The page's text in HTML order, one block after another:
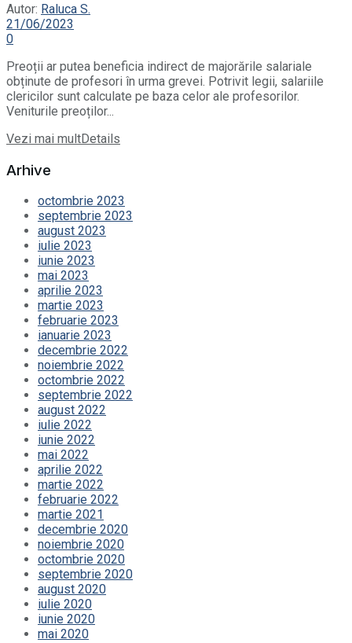
Autor: Raluca S.
21/06/2023
0
Preoții ar putea beneficia indirect de majorările salariale
obținute de profesori în urma grevei. Potrivit legii, salariile
clericilor sunt calculate pe baza celor ale profesorilor.
Veniturile preoților...
Vezi mai multDetails
Arhive
octombrie 2023
septembrie 2023
august 2023
iulie 2023
iunie 2023
mai 2023
aprilie 2023
martie 2023
februarie 2023
ianuarie 2023
decembrie 2022
noiembrie 2022
octombrie 2022
septembrie 2022
august 2022
iulie 2022
iunie 2022
mai 2022
aprilie 2022
martie 2022
februarie 2022
martie 2021
decembrie 2020
noiembrie 2020
octombrie 2020
septembrie 2020
august 2020
iulie 2020
iunie 2020
mai 2020